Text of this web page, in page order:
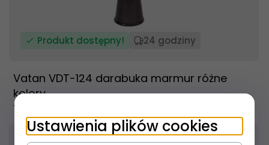
Produkt dostępny! 24 godziny
Vatan VDT-124 darabuka marmur różne
kolory
189,
Ustawienia plików cookies